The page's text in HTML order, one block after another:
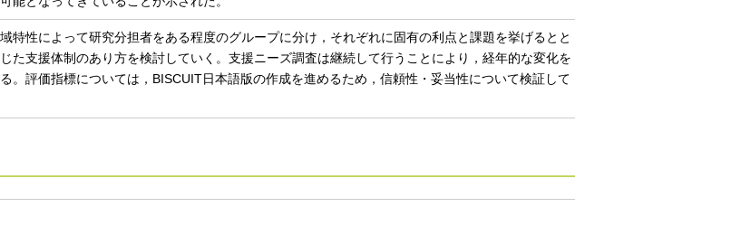
特性によって研究分担者をある程度のグループに分け，それぞれに固有の利点と課題を挙げるとと
た支援体制のあり方を検討していく。支援ニーズ調査は継続して行うことにより，経年的な変化を
。評価指標については，BISCUIT日本語版の作成を進めるため，信頼性・妥当性について検証して